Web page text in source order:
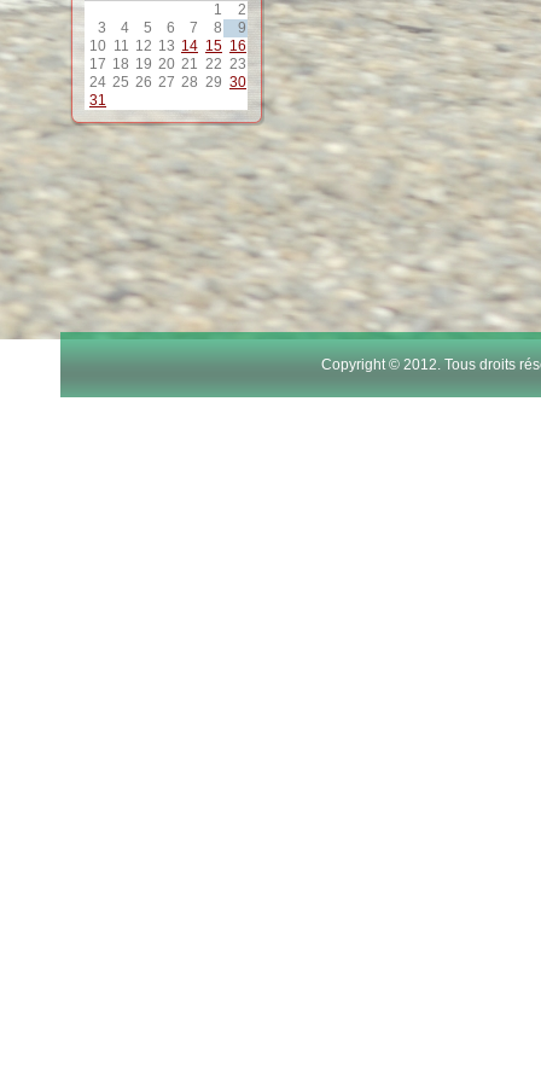
1
2
3
4 5 6 7 8
9
10 11 12 13 14 15 16
17 18 19 20 21 22 23
24 25 26 27 28 29 30
31
Copyright © 2012. Tous droits